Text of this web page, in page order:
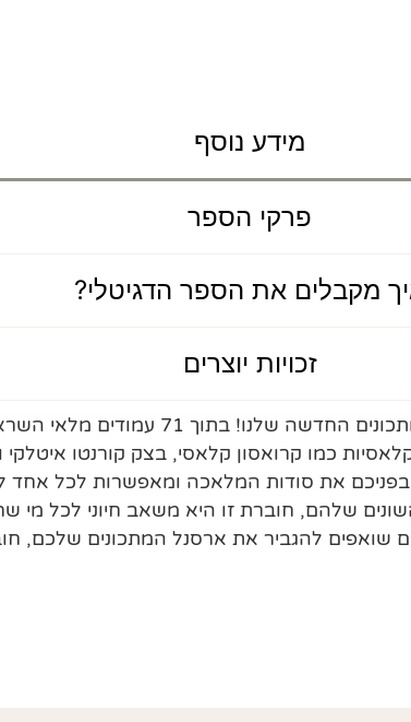
מידע נוסף
פרקי הספר
מקבלים את הספר הדגיטלי?
זכויות יוצרים
גלו את המדריך המושלם לבצקים כרוכים עם
כמו קרואסון קלאסי, בצק קורנטו
בפניכם את סודות המלאכה ומאפשרות לכל
שלהם, חוברת זו היא משאב חיוני לכל מי
שואפים להגביר את ארסנל המתכונים שלכם,